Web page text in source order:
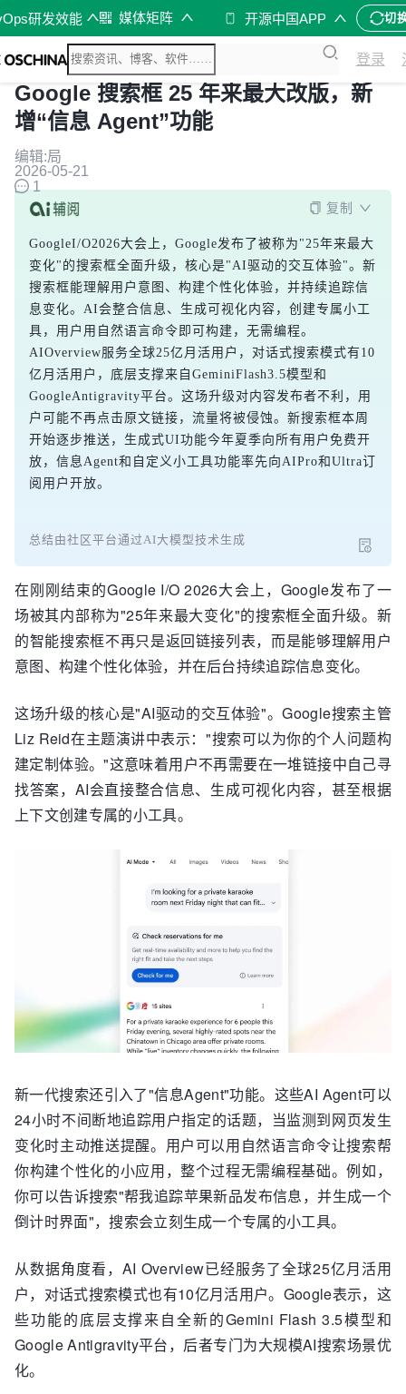
研发效能 媒体矩阵 开源中国APP 切
登录
Google 搜索框 25 年来最大改版，新
增“信息 Agent”功能
编辑:局
2026-05-21
1
复制
GoogleI/O2026大会上，Google发布了被称为"25年来最大
变化"的搜索框全面升级，核心是"AI驱动的交互体验"。新
搜索框能理解用户意图、构建个性化体验，并持续追踪信
息变化。AI会整合信息、生成可视化内容，创建专属小工
具，用户用自然语言命令即可构建，无需编程。
AIOverview服务全球25亿月活用户，对话式搜索模式有10
亿月活用户，底层支撑来自GeminiFlash3.5模型和
GoogleAntigravity平台。这场升级对内容发布者不利，用
户可能不再点击原文链接，流量将被侵蚀。新搜索框本周
开始逐步推送，生成式UI功能今年夏季向所有用户免费开
放，信息Agent和自定义小工具功能率先向AIPro和Ultra订
阅用户开放。
总结由社区平台通过AI大模型技术生成
在刚刚结束的Google I/O 2026大会上，Google发布了一
场被其内部称为"25年来最大变化"的搜索框全面升级。新
的智能搜索框不再只是返回链接列表，而是能够理解用户
意图、构建个性化体验，并在后台持续追踪信息变化。
这场升级的核心是"AI驱动的交互体验"。Google搜索主管
Liz Reid在主题演讲中表示："搜索可以为你的个人问题构
建定制体验。"这意味着用户不再需要在一堆链接中自己寻
找答案，AI会直接整合信息、生成可视化内容，甚至根据
上下文创建专属的小工具。
新一代搜索还引入了"信息Agent"功能。这些AI Agent可以
24小时不间断地追踪用户指定的话题，当监测到网页发生
变化时主动推送提醒。用户可以用自然语言命令让搜索帮
你构建个性化的小应用，整个过程无需编程基础。例如，
你可以告诉搜索"帮我追踪苹果新品发布信息，并生成一个
倒计时界面"，搜索会立刻生成一个专属的小工具。
从数据角度看，AI Overview已经服务了全球25亿月活用
户，对话式搜索模式也有10亿月活用户。Google表示，这
些功能的底层支撑来自全新的Gemini Flash 3.5模型和
Google Antigravity平台，后者专门为大规模AI搜索场景优
化。